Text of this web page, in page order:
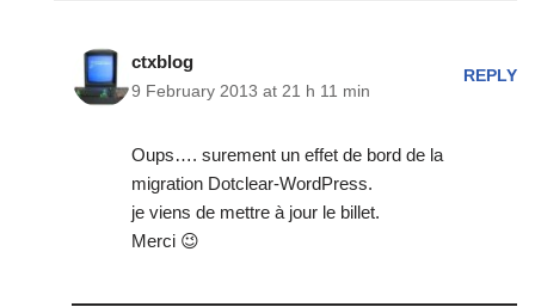
ctxblog
9 February 2013 at 21 h 11 min
REPLY
Oups…. surement un effet de bord de la
migration Dotclear-WordPress.
je viens de mettre à jour le billet.
Merci 😉